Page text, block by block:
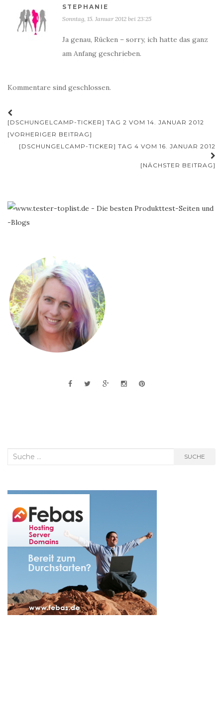
STEPHANIE
Sonntag, 15. Januar 2012 bei 23:25
Ja genau, Rücken – sorry, ich hatte das ganz
am Anfang geschrieben.
Kommentare sind geschlossen.
Beitrags-
Navigation
[DSCHUNGELCAMP-TICKER] TAG 2 VOM 14. JANUAR 2012
[VORHERIGER BEITRAG]
[DSCHUNGELCAMP-TICKER] TAG 4 VOM 16. JANUAR 2012
[NÄCHSTER BEITRAG]
Suche
SUCHE